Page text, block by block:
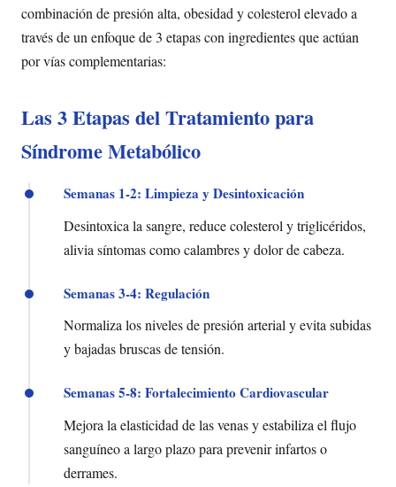
combinación de presión alta, obesidad y colesterol elevado a
través de un enfoque de 3 etapas con ingredientes que actúan
por vías complementarias:
Las 3 Etapas del Tratamiento para
Síndrome Metabólico
Semanas 1-2: Limpieza y Desintoxicación
Desintoxica la sangre, reduce colesterol y triglicéridos,
alivia síntomas como calambres y dolor de cabeza.
Semanas 3-4: Regulación
Normaliza los niveles de presión arterial y evita subidas
y bajadas bruscas de tensión.
Semanas 5-8: Fortalecimiento Cardiovascular
Mejora la elasticidad de las venas y estabiliza el flujo
sanguíneo a largo plazo para prevenir infartos o
derrames.